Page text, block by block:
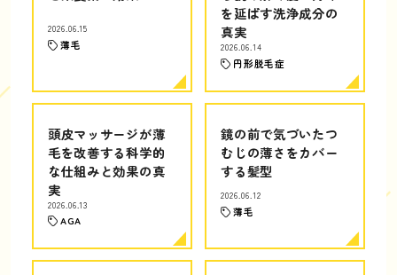
2026.06.15
薄毛
を延ばす洗浄成分の
真実
2026.06.14
円形脱毛症
頭皮マッサージが薄
毛を改善する科学的
な仕組みと効果の真
実
2026.06.13
AGA
鏡の前で気づいたつ
むじの薄さをカバー
する髪型
2026.06.12
薄毛